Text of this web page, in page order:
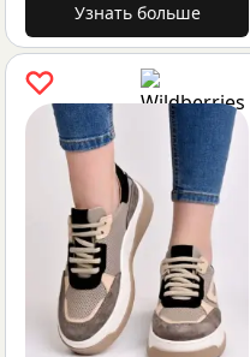
Узнать больше